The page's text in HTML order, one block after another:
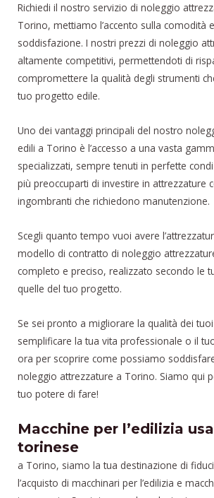
Richiedi il nostro servizio di noleggio
Torino, mettiamo l’accento sulla comodità
soddisfazione. I nostri prezzi di noleggio
altamente competitivi, permettendoti di
compromettere la qualità degli strumenti
tuo progetto edile.
Uno dei vantaggi principali del nostro
edili a Torino è l’accesso a una vasta
specializzati, sempre tenuti in perfette
più preoccuparti di investire in attrezzature
ingombranti che richiedono manutenzione.
Scegli quanto tempo vuoi avere
modello di contratto di noleggio
completo e preciso, realizzato secondo le
quelle del tuo progetto.
Se sei pronto a migliorare la qualità dei
semplificare la tua vita professionale o il
ora per scoprire come possiamo
noleggio attrezzature a Torino. Siamo qui
tuo potere di fare!
Macchine per l’edilizia
torinese
a Torino, siamo la tua destinazione di
l’acquisto di macchinari per l’edilizia e